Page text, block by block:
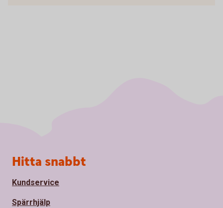
Sidfot
Hitta snabbt
Kundservice
Spärrhjälp